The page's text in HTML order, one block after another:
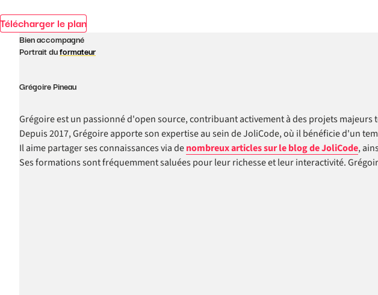
Authentification et contrôle d'accès
Chiffrement des données
Meilleures pratiques de déploiement
Télécharger le plan
Portrait duformateur
Bien accompagné
Grégoire Pineau
Grégoire est un passionné d'open source, contribuant activement à des projets
Depuis 2017, Grégoire apporte son expertise au sein de JoliCode, où il bénéficie d'un
Il aime partager ses connaissances via denombreux articles sur le blog de JoliCode,
Ses formations sont fréquemment saluées pour leur richesse et leur interactivité.